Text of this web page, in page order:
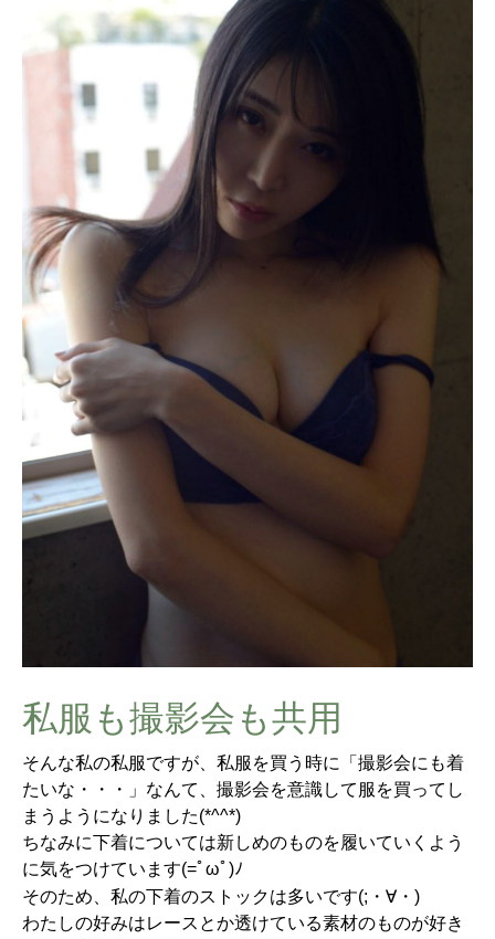
私服も撮影会も共用
そんな私の私服ですが、私服を買う時に「撮影会にも着
たいな・・・」なんて、撮影会を意識して服を買ってし
まうようになりました(*^^*)
ちなみに下着については新しめのものを履いていくよう
に気をつけています(=ﾟωﾟ)ﾉ
そのため、私の下着のストックは多いです(;・∀・)
わたしの好みはレースとか透けている素材のものが好き